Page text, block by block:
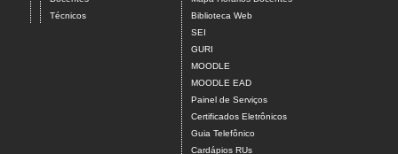
Técnicos
Biblioteca Web
SEI
GURI
MOODLE
MOODLE EAD
Painel de Serviços
Certificados Eletrônicos
Guia Telefônico
Cardápios RUs